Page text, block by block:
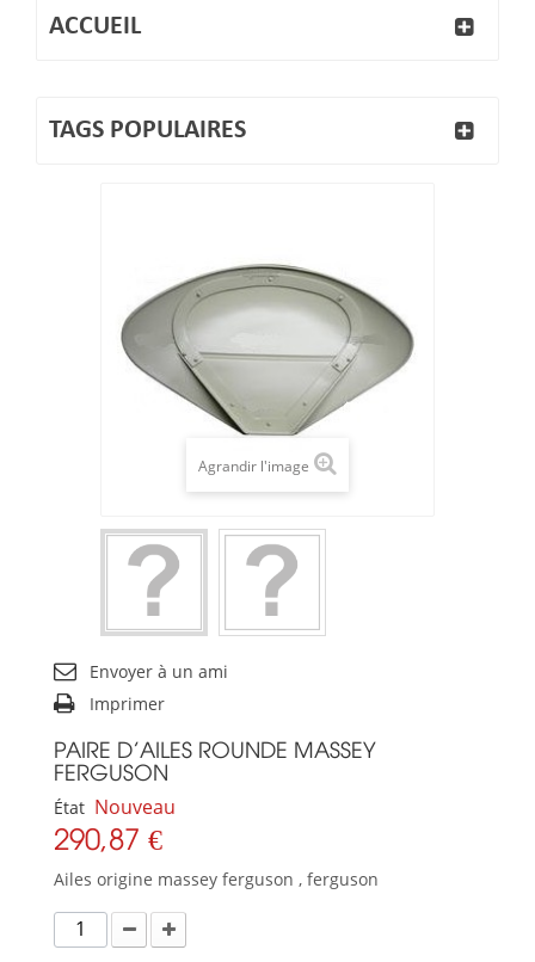
ACCUEIL
TAGS POPULAIRES
Agrandir l'image
Envoyer à un ami
Imprimer
PAIRE D'AILES ROUNDE MASSEY
FERGUSON
État Nouveau
290,87 €
Ailes origine massey ferguson , ferguson